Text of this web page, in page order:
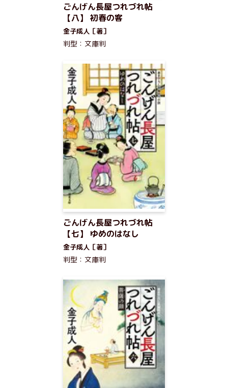
ごんげん長屋つれづれ帖
【八】 初春の客
金子成人［著］
判型：文庫判
ごんげん長屋つれづれ帖
【七】 ゆめのはなし
金子成人［著］
判型：文庫判